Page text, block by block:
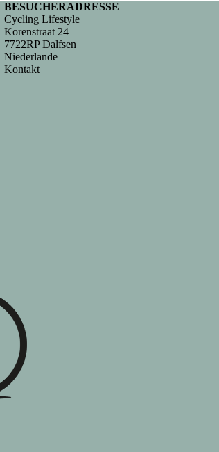
BESUCHERADRESSE
Cycling Lifestyle
Korenstraat 24
7722RP Dalfsen
Niederlande
Kontakt